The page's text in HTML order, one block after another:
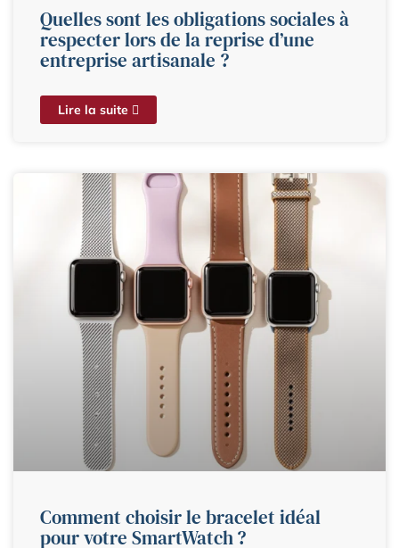
Quelles sont les obligations sociales à
respecter lors de la reprise d’une
entreprise artisanale ?
Lire la suite
Comment choisir le bracelet idéal
pour votre SmartWatch ?